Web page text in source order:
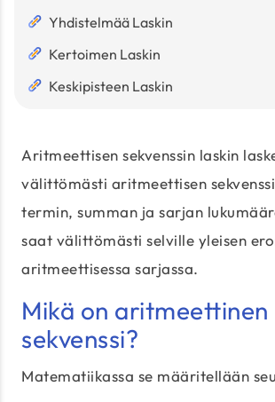
Yhdistelmää Laskin
Kertoimen Laskin
Keskipisteen Laskin
Aritmeettisen sekvenssin laskin
välittömästi aritmeettisen
termin, summan ja sarjan
saat välittömästi selville yleisen
aritmeettisessa sarjassa.
Mikä on aritmeettinen
sekvenssi?
Matematiikassa se määritellään